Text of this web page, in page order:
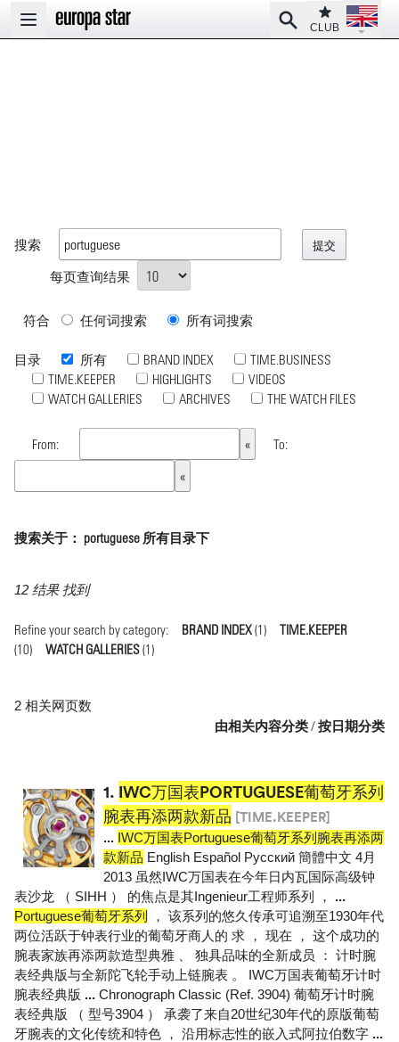
Open main menu
SearchClub
CLUB
Open
搜索
每页查询结果
符合 任何词搜索 所有词搜索
目录 所有 BRAND INDEX
TIME.BUSINESS
TIME.KEEPER
HIGHLIGHTS
VIDEOS
WATCH GALLERIES
ARCHIVES THE WATCH FILES
From: To:
搜索关于： portuguese 所有目录下
12 结果 找到
Refine your search by category: BRAND INDEX(1)
TIME.KEEPER
(10)
WATCH GALLERIES(1)
2 相关网页数
由相关内容分类/按日期分类
1. IWC万国表PORTUGUESE葡萄牙系列
腕表再添两款新品 [TIME.KEEPER]
... IWC万国表Portuguese葡萄牙系列腕表再添两
款新品 English Español Pусский 簡體中文 4月
2013 虽然IWC万国表在今年日内瓦国际高级钟
表沙龙 （ SIHH ） 的焦点是其Ingenieur工程师系列 ， ...
Portuguese葡萄牙系列
， 该系列的悠久传承可追溯至1930年代
两位活跃于钟表行业的葡萄牙商人的 求 ， 现在 ， 这个成功的
腕表家族再添两款造型典雅 、 独具品味的全新成员 ： 计时腕
表经典版与全新陀飞轮手动上链腕表 。 IWC万国表葡萄牙计时
腕表经典版 ... Chronograph Classic (Ref. 3904) 葡萄牙计时腕
表经典版 （ 型号3904 ） 承袭了来自20世纪30年代的原版葡萄
牙腕表的文化传统和特色 ， 沿用标志性的嵌入式阿拉伯数字 ...